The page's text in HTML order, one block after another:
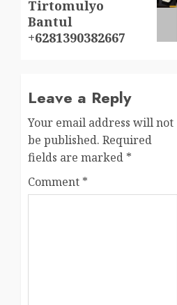
post:
Tirtomulyo
Bantul
+6281390382667
Leave a Reply
Your email address will not
be published. Required
fields are marked *
Comment *